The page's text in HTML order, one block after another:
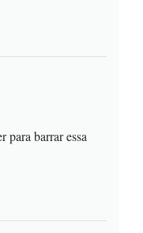
para barrar essa